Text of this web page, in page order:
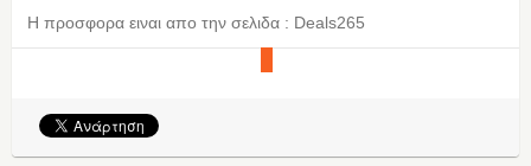
Η προσφορα ειναι απο την σελιδα : Deals265